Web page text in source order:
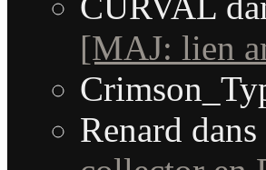
[MAJ: lien
Renard dans